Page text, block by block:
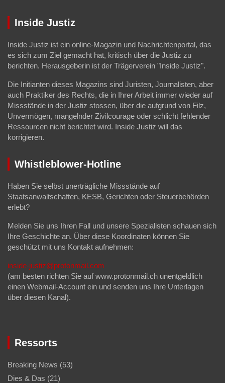
Inside Justiz
Inside Justiz ist ein online-Magazin und Nachrichtenportal, das
es sich zum Ziel gemacht hat, kritisch über die Justiz zu
berichten. Herausgeberin ist der Trägerverein "Inside Justiz".
Die Initianten dieses Magazins sind Juristen, Journalisten, aber
auch Praktiker des Rechts, die in Ihrer Arbeit immer wieder auf
Missstände in der Justiz stossen, über die aufgrund von Filz,
Unvermögen, mangelnder Zivilcourage oder schlicht fehlender
Ressourcen nicht berichtet wird. Inside Justiz will das
korrigieren.
Whistleblower-Hotline
Haben Sie selbst unerträgliche Missstände auf
Staatsanwaltschaften, KESB, Gerichten oder Steuerbehörden
erlebt?
Melden Sie uns Ihren Fall und unsere Spezialisten schauen sich
Ihre Geschichte an. Über diese Koordinaten können Sie
geschützt mit uns Kontakt aufnehmen:
inside-justiz@protonmail.com
(am besten richten Sie auf www.protonmail.ch unentgeldlich
einen Webmail-Account ein und senden uns Ihre Unterlagen
über diesen Kanal).
Ressorts
Breaking News (53)
Dies & Das (21)